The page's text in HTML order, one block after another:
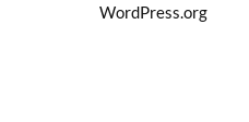
WordPress.org